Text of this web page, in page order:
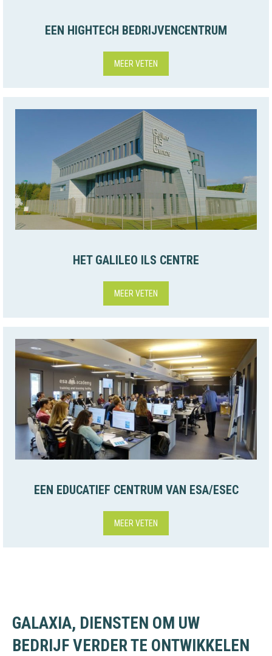
EEN HIGHTECH BEDRIJVENCENTRUM
MEER VETEN
HET GALILEO ILS CENTRE
MEER VETEN
EEN EDUCATIEF CENTRUM VAN ESA/ESEC
MEER VETEN
GALAXIA, DIENSTEN OM UW
BEDRIJF VERDER TE ONTWIKKELEN